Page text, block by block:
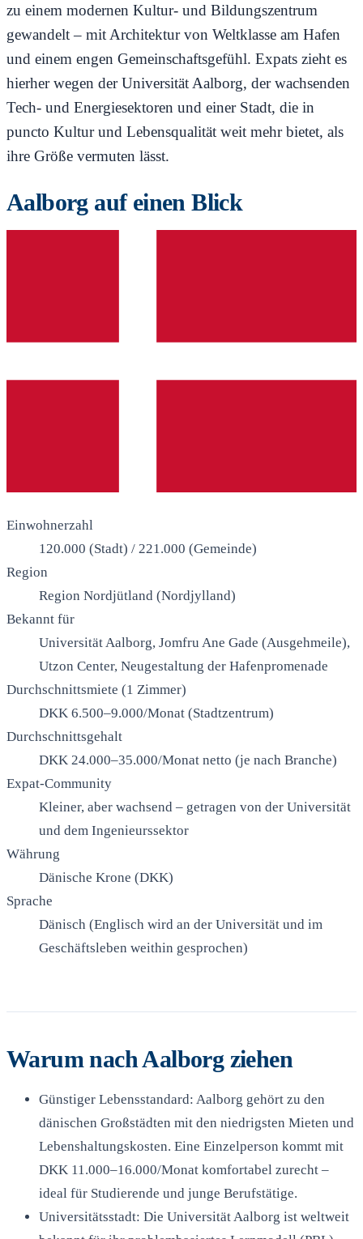
zu einem modernen Kultur- und Bildungszentrum
gewandelt – mit Architektur von Weltklasse am Hafen
und einem engen Gemeinschaftsgefühl. Expats zieht es
hierher wegen der Universität Aalborg, der wachsenden
Tech- und Energiesektoren und einer Stadt, die in
puncto Kultur und Lebensqualität weit mehr bietet, als
ihre Größe vermuten lässt.
Aalborg auf einen Blick
Einwohnerzahl
120.000 (Stadt) / 221.000 (Gemeinde)
Region
Region Nordjütland (Nordjylland)
Bekannt für
Universität Aalborg, Jomfru Ane Gade (Ausgehmeile),
Utzon Center, Neugestaltung der Hafenpromenade
Durchschnittsmiete (1 Zimmer)
DKK 6.500–9.000/Monat (Stadtzentrum)
Durchschnittsgehalt
DKK 24.000–35.000/Monat netto (je nach Branche)
Expat-Community
Kleiner, aber wachsend – getragen von der Universität
und dem Ingenieurssektor
Währung
Dänische Krone (DKK)
Sprache
Dänisch (Englisch wird an der Universität und im
Geschäftsleben weithin gesprochen)
Warum nach Aalborg ziehen
Günstiger Lebensstandard: Aalborg gehört zu den
dänischen Großstädten mit den niedrigsten Mieten und
Lebenshaltungskosten. Eine Einzelperson kommt mit
DKK 11.000–16.000/Monat komfortabel zurecht –
ideal für Studierende und junge Berufstätige.
Universitätsstadt: Die Universität Aalborg ist weltweit